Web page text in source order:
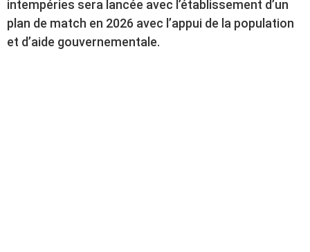
intempéries sera lancée avec l’établissement d’un
plan de match en 2026 avec l’appui de la population
et d’aide gouvernementale.